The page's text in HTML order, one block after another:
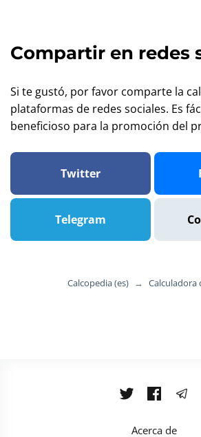
Compartir en redes
Si te gustó, por favor comparte la
plataformas de redes sociales. Es
beneficioso para la promoción del
Twitter
Telegram
Calcopedia (es) → Calculadora
Acerca de